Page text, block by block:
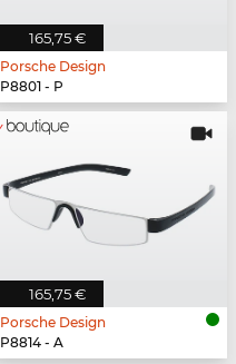
165,75 €
Porsche Design
P8801 - P
165,75 €
Porsche Design
P8814 - A